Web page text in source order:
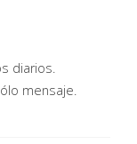
diarios.
mensaje.